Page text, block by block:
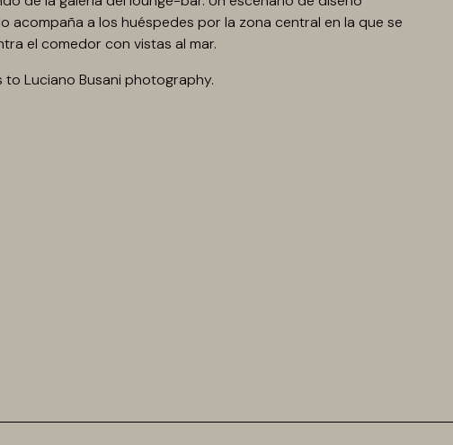
acompaña a los huéspedes por la zona central en la que se
el comedor con vistas al mar.
to Luciano Busani photography.